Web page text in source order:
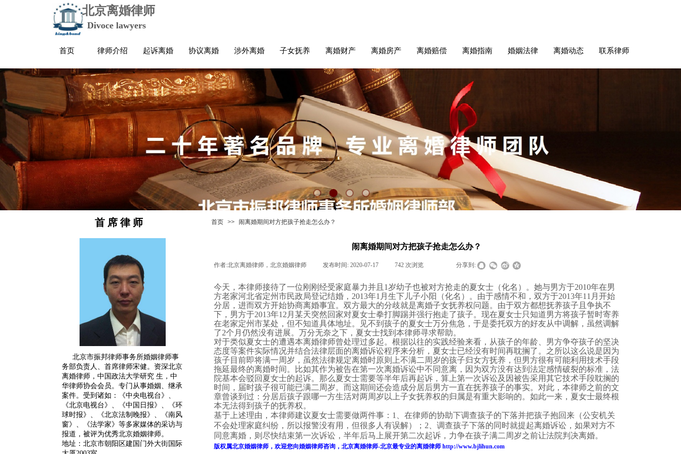
北京离婚律师
Divoce lawyers
首页 律师介绍 起诉离婚 协议离婚 涉外离婚 子女抚养 离婚财产 离婚房产 离婚赔偿 离婚指南 婚姻法律 离婚动态 联系律师
首 席 律 师 首页 >> 闹离婚期间对方把孩子抢走怎么办？
闹离婚期间对方把孩子抢走怎么办？
作者:北京离婚律师，北京婚姻律师 发布时间: 2020-07-17 742 次浏览 分享到:
今天，本律师接待了一位刚刚经受家庭暴力并且 1岁幼子也被对方抢走的夏女士（化名）。她与男方于2010年在男
方老家河北省定州市民政局登记结婚， 2013年1 月生下儿子小阳（化名）。由于感情不和，双方于2013年11 月开始
分居，进而双方开始协商离婚事宜。双方最大的分歧就是离婚子女抚养权问题。由于双方都想抚养孩子且争执不
下，男方于2013年12 月某天突然回家对夏女士拳打脚踢并强行抱走了孩子。现在夏女士只知道男方将孩子暂时寄养
在老家定州市某处，但不知道具体地址。见不到孩子的夏女士万分焦急，于是委托双方的好友从中调解，虽然调解
了2个月仍然没有进展。万分无奈之下，夏女士找到本律师寻求帮助。
对于类似夏女士的遭遇本离婚律师曾处理过多起。根据以往的实践经验来看，从孩子的年龄、男方争夺孩子的坚决
态度等案件实际情况并结合法律层面的离婚诉讼程序来分析，夏女士已经没有时间再耽搁了。之所以这么说是因为
孩子目前即将满一周岁，虽然法律规定离婚时原则上不满二周岁的孩子归女方抚养 ，但男方很有可能利用技术手段
拖延最终的离婚时间。比如其作为被告在第一次离婚诉讼中不同意离，因为双方没有达到法定感情破裂的标准，法
院基本会驳回夏女士的起诉。那么夏女士需要等半年后再起诉，算上第一次诉讼及因被告采用其它技术手段耽搁的
时间，届时孩子很可能已满二周岁。而这期间还会造成分居后男方一直在抚养孩子的事实。对此，本律师之前的文
章曾谈到过：分居后孩子跟哪一方生活对两周岁以上子女抚养权的归属是有重大影响的。如此一来，夏女士最终根
本无法得到孩子的抚养权。
基于上述理由，本律师建议夏女士需要做两件事： 1
、在律师的协助下调查孩子的下落并把孩子抱回来（公安机关
不会处理家庭纠纷，所以报警没有用，但很多人有误解）； 2 、调查孩子下落的同时就提起离婚诉讼，如果对方不
同意离婚，则尽快结束第一次诉讼，半年后马上展开第二次起诉，力争在孩子满二周岁之前让法院判决离婚。
版权属北京婚姻律师 ，欢迎您向婚姻律师咨询， 北京离婚律师-北京最专业的离婚律师 http://www.bjlihun.com
北京市振邦律师事务所婚姻律师事
务部负责人、首席律师宋健。 资深北京
离婚律师 ，中国政法大学研究 生，中
华律师协会会员。专门从事婚姻、继承
案件。受到诸如：《中央电视台》、
《北京电视台》、《中国日报》、《环
球时报》、《北京法制晚报》、《南风
窗》、《法学家》等多家媒体的采访与
报道，被评为优秀北京婚姻律师。
地址：北京市朝阳区建国门外大街国际